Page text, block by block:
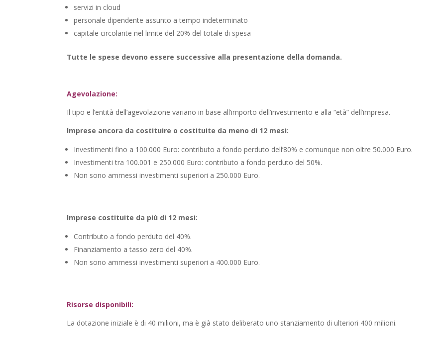
servizi in cloud
personale dipendente assunto a tempo indeterminato
capitale circolante nel limite del 20% del totale di spesa
Tutte le spese devono essere successive alla presentazione della domanda.
Agevolazione:
Il tipo e l’entità dell’agevolazione variano in base all’importo dell’investimento e alla “età” dell’impresa.
Imprese ancora da costituire o costituite da meno di 12 mesi:
Investimenti fino a 100.000 Euro: contributo a fondo perduto dell’80% e comunque non oltre 50.000 Euro.
Investimenti tra 100.001 e 250.000 Euro: contributo a fondo perduto del 50%.
Non sono ammessi investimenti superiori a 250.000 Euro.
Imprese costituite da più di 12 mesi:
Contributo a fondo perduto del 40%.
Finanziamento a tasso zero del 40%.
Non sono ammessi investimenti superiori a 400.000 Euro.
Risorse disponibili:
La dotazione iniziale è di 40 milioni, ma è già stato deliberato uno stanziamento di ulteriori 400 milioni.